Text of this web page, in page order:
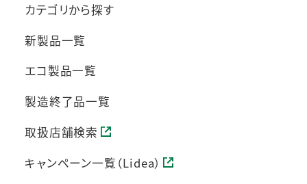
カテゴリから探す
新製品一覧
エコ製品一覧
製造終了品一覧
取扱店舗検索
キャンペーン一覧（Lidea）